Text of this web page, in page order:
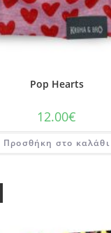
Pop Hearts
12.00€
Προσθήκη στο καλάθι